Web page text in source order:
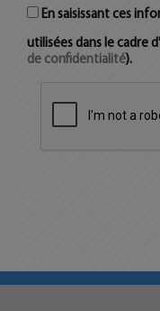
En saisissant ces
utilisées dans le cadre
de confidentialité).